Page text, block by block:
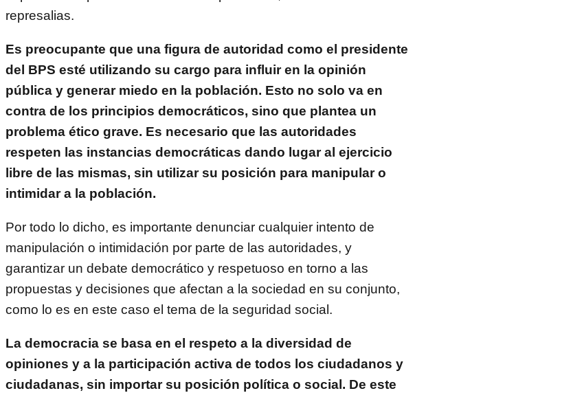
represalias.
Es preocupante que una figura de autoridad como el presidente
del BPS esté utilizando su cargo para influir en la opinión
pública y generar miedo en la población. Esto no solo va en
contra de los principios democráticos, sino que plantea un
problema ético grave. Es necesario que las autoridades
respeten las instancias democráticas dando lugar al ejercicio
libre de las mismas, sin utilizar su posición para manipular o
intimidar a la población.
Por todo lo dicho, es importante denunciar cualquier intento de
manipulación o intimidación por parte de las autoridades, y
garantizar un debate democrático y respetuoso en torno a las
propuestas y decisiones que afectan a la sociedad en su conjunto,
como lo es en este caso el tema de la seguridad social.
La democracia se basa en el respeto a la diversidad de
opiniones y a la participación activa de todos los ciudadanos y
ciudadanas, sin importar su posición política o social. De este